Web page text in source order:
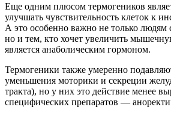
Еще одним плюсом термогеников
улучшать чувствительность клеток к
А это особенно важно не только людям
но и тем, кто хочет увеличить
является анаболическим гормоном.
Термогеники также умеренно
уменьшения моторики и секреции
тракта), но у них это действие менее
специфических препаратов —